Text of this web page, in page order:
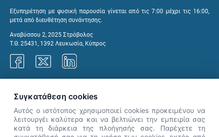
Εξυπηρέτηση με φυσική παρουσία γίνεται από τις 7:00 μέχρι τις 16:00,
μετά από διευθέτηση συνάντησης.
Αναβύσσου 2, 2025 Στρόβολος
Τ.Θ. 25431, 1392 Λευκωσία, Κύπρος
Συγκατάθεση cookies
Αυτός ο ιστότοπος χρησιμοποιεί cookies προκειμένου να
λειτουργέι καλύτερα και να βελτιώνει την εμπειρία σας
κατά τη διάρκεια της πλοήγησής σας. Παρέχετε τη